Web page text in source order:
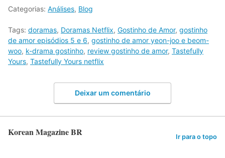
Categorias: Análises, Blog
Tags: doramas, Doramas Netflix, Gostinho de Amor, gostinho
de amor episódios 5 e 6, gostinho de amor yeon-joo e beom-
woo, k-drama gostinho, review gostinho de amor, Tastefully
Yours, Tastefully Yours netflix
Deixar um comentário
Korean Magazine BR Ir para o topo